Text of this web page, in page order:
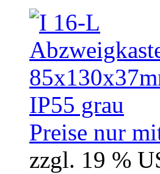
Preise nur
zzgl. 19 %